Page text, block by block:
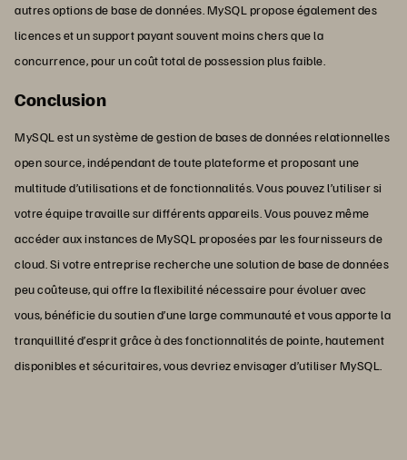
autres options de base de données. MySQL propose également des
licences et un support payant souvent moins chers que la
concurrence, pour un coût total de possession plus faible.
Conclusion
MySQL est un système de gestion de bases de données relationnelles
open source, indépendant de toute plateforme et proposant une
multitude d’utilisations et de fonctionnalités. Vous pouvez l’utiliser si
votre équipe travaille sur différents appareils. Vous pouvez même
accéder aux instances de MySQL proposées par les fournisseurs de
cloud. Si votre entreprise recherche une solution de base de données
peu coûteuse, qui offre la flexibilité nécessaire pour évoluer avec
vous, bénéficie du soutien d’une large communauté et vous apporte la
tranquillité d’esprit grâce à des fonctionnalités de pointe, hautement
disponibles et sécuritaires, vous devriez envisager d’utiliser MySQL.